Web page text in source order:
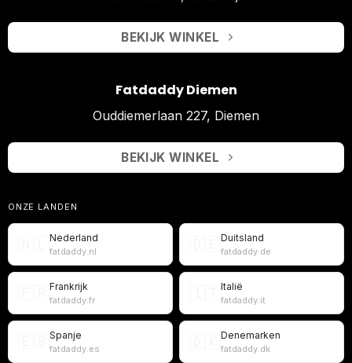
BEKIJK WINKEL
Fatdaddy Diemen
Ouddiemerlaan 227, Diemen
BEKIJK WINKEL
ONZE LANDEN
Nederland
fatdaddy.nl
Duitsland
fatdaddy.de
Frankrijk
fatdaddy.fr
Italië
fatdaddy.it
Spanje
fatdaddy.es
Denemarken
fatdaddy.dk